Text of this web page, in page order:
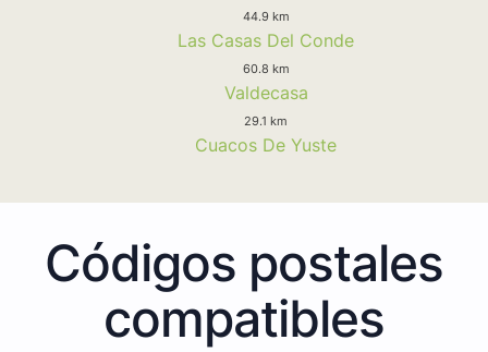
44.9 km
Las Casas Del Conde
60.8 km
Valdecasa
29.1 km
Cuacos De Yuste
Códigos postales
compatibles